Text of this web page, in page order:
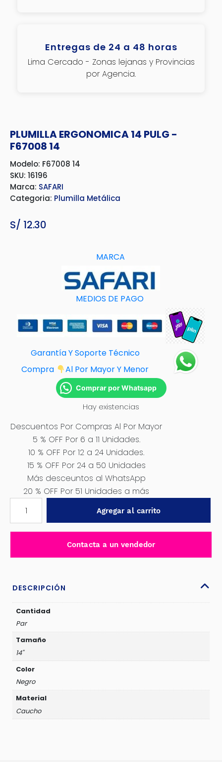
Entregas de 24 a 48 horas
Lima Cercado - Zonas lejanas y Provincias
por Agencia.
PLUMILLA ERGONOMICA 14 PULG -
F67008 14
Modelo: F67008 14
SKU: 16196
Marca: SAFARI
Categoria: Plumilla Metálica
S/ 12.30
MARCA
MEDIOS DE PAGO
Garantía Y Soporte Técnico
Compra
Al Por Mayor Y Menor
Comprar por Whatsapp
Hay existencias
Descuentos Por Compras Al Por Mayor
5 % OFF Por 6 a 11 Unidades.
10 % OFF Por 12 a 24 Unidades.
15 % OFF Por 24 a 50 Unidades
Más desceuntos al WhatsApp
20 % OFF Por 51 Unidades a más
ERGONOMICA
14
cantidad
Agregar al carrito
Contacta a un vendedor
DESCRIPCIÓN
Cantidad
Par
Tamaño
14"
Color
Negro
Material
Caucho